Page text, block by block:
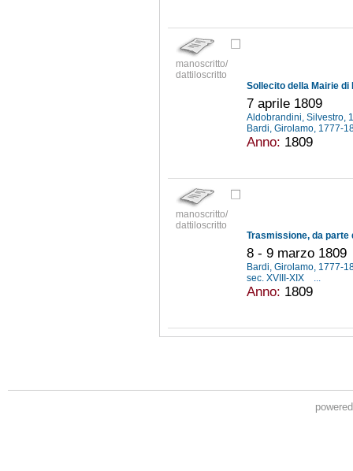
manoscritto/
dattiloscritto
7 aprile 1809
Aldobrandini, Silvestro,
Bardi, Girolamo, 1777-
Anno: 1809
manoscritto/
dattiloscritto
8 - 9 marzo 1809
Bardi, Girolamo, 1777-
sec. XVIII-XIX
...
Anno: 1809